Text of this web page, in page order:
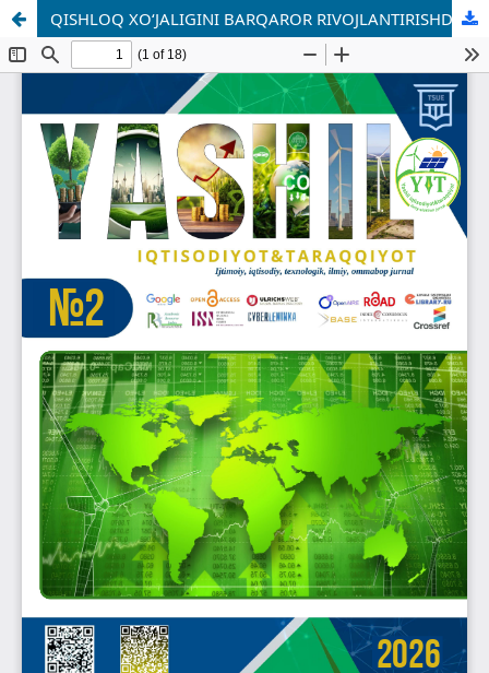
QISHLOQ XO‘JALIGINI BARQAROR RIVOJLANTIRISHDA DAVLATNING IMTIYOZLI MOLIYALASHTIRISH MYEXANIZMLARIDAN FOYDALANISHNI TAKOMILLASHTIRISH